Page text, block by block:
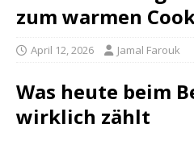
zum warmen
April 12, 2026 Jamal Farouk
Was heute beim
wirklich zählt